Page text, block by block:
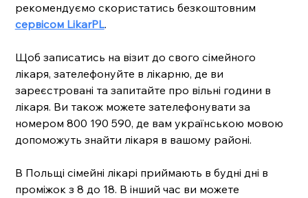
рекомендуємо скористатись безкоштовним
сервісом LikarPL.
Щоб записатись на візит до свого сімейного
лікаря, зателефонуйте в лікарню, де ви
зареєстровані та запитайте про вільні години в
лікаря. Ви також можете зателефонувати за
номером 800 190 590, де вам українською мовою
допоможуть знайти лікаря в вашому районі.
В Польщі сімейні лікарі приймають в будні дні в
проміжок з 8 до 18. В інший час ви можете